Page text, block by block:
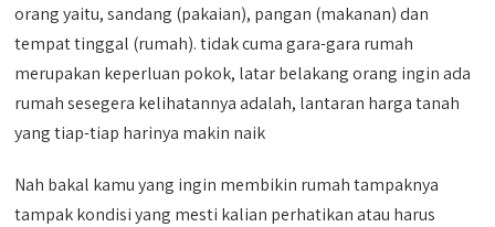
orang yaitu, sandang (pakaian), pangan (makanan) dan
tempat tinggal (rumah). tidak cuma gara-gara rumah
merupakan keperluan pokok, latar belakang orang ingin ada
rumah sesegera kelihatannya adalah, lantaran harga tanah
yang tiap-tiap harinya makin naik
Nah bakal kamu yang ingin membikin rumah tampaknya
tampak kondisi yang mesti kalian perhatikan atau harus